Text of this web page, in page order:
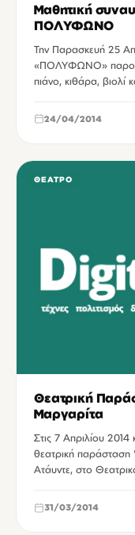
Μαθητική
ΠΟΛΥΦΩΝΟ
Την Παρασκευή 25
«ΠΟΛΥΦΩΝΟ»
πιάνο, κιθάρα, βιολί
24/04/2014
ΘΈΑΤΡΟ
Θεατρική
Μαργαρίτα
Στις 7 Απριλίου
θεατρική παράσταση
Ατάυντε, στο
31/03/2014